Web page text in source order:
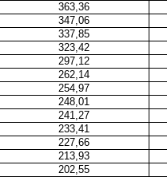
363,36
347,06
337,85
323,42
297,12
262,14
254,97
248,01
241,27
233,41
227,66
213,93
202,55